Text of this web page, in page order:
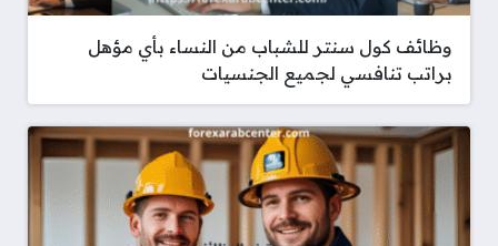
وظائف كول سنتر للشباب من النساء بأي مؤهل
براتب تنافسي لجميع الجنسيات